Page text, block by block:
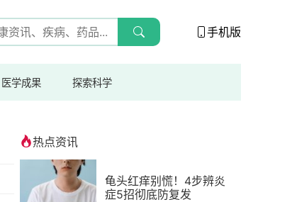
手机版
医学成果 探索科学
热点资讯
龟头红痒别慌！4步辨炎
症5招彻底防复发